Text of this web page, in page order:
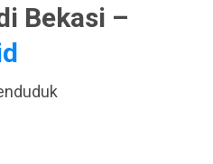
Bekasi –